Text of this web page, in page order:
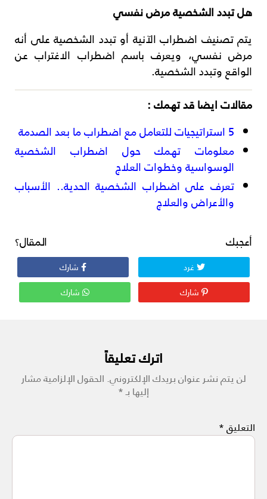
هل تبدد الشخصية مرض نفسي
يتم تصنيف اضطراب الآنية أو تبدد الشخصية على أنه
مرض نفسي، ويعرف باسم اضطراب الاغتراب عن
الواقع وتبدد الشخصية.
مقالات ايضا قد تهمك :
5 استراتيجيات للتعامل مع اضطراب ما بعد الصدمة
معلومات تهمك حول اضطراب الشخصية
الوسواسية وخطوات العلاج
تعرف على اضطراب الشخصية الحدية.. الأسباب
والأعراض والعلاج
أعجبك المقال؟
غرد
شارك
شارك
شارك
اترك تعليقاً
لن يتم نشر عنوان بريدك الإلكتروني.الحقول الإلزامية مشار
إليها بـ*
التعليق*